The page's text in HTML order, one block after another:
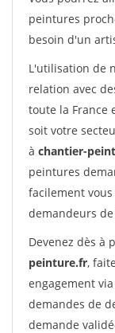
peintures
besoin d'un
L'utilisation de
relation avec
toute la France
soit votre
à chantier-
peintures
facilement
demandeurs
Devenez dès à
peinture.fr,
engagement
demandes de
demande